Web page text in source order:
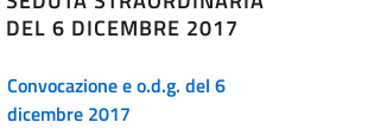
DEL 6 DICEMBRE 2017
Convocazione e o.d.g. del 6
dicembre 2017